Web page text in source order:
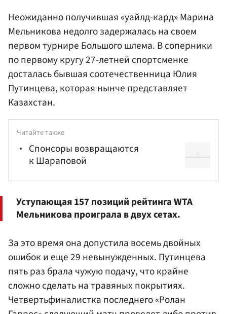
Неожиданно получившая «уайлд-кард» Марина
Мельникова недолго задержалась на своем
первом турнире Большого шлема. В соперники
по первому кругу 27-летней спортсменке
досталась бывшая соотечественница Юлия
Путинцева, которая нынче представляет
Казахстан.
Читайте также
Спонсоры возвращаются
к Шараповой
Уступающая 157 позиций рейтинга WTA
Мельникова проиграла в двух сетах.
За это время она допустила восемь двойных
ошибок и еще 29 невынужденных. Путинцева
пять раз брала чужую подачу, что крайне
сложно сделать на травяных покрытиях.
Четвертьфиналистка последнего «Ролан